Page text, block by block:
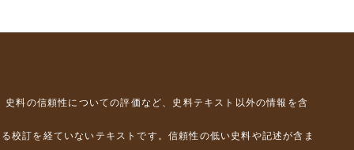
料の信頼性についての評価など、史料テキスト以外の情報を含
校訂を経ていないテキストです。信頼性の低い史料や記述が含ま